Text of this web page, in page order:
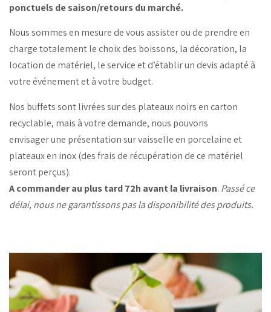
ponctuels de saison/retours du marché.
Nous sommes en mesure de vous assister ou de prendre en
charge totalement le choix des boissons, la décoration, la
location de matériel, le service et d’établir un devis adapté à
votre événement et à votre budget.
Nos buffets sont livrées sur des plateaux noirs en carton
recyclable, mais à votre demande, nous pouvons
envisager une présentation sur vaisselle en porcelaine et
plateaux en inox (des frais de récupération de ce matériel
seront perçus).
A commander au plus tard 72h avant la livraison. Passé ce
délai, nous ne garantissons pas la disponibilité des produits.